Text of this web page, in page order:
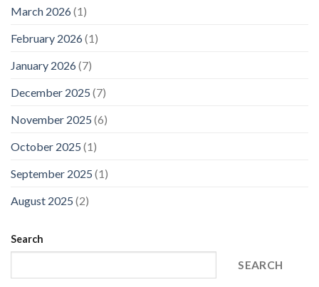
March 2026(1)
February 2026(1)
January 2026(7)
December 2025 (7)
November 2025 (6)
October 2025 (1)
September 2025 (1)
August 2025 (2)
Search
SEARCH